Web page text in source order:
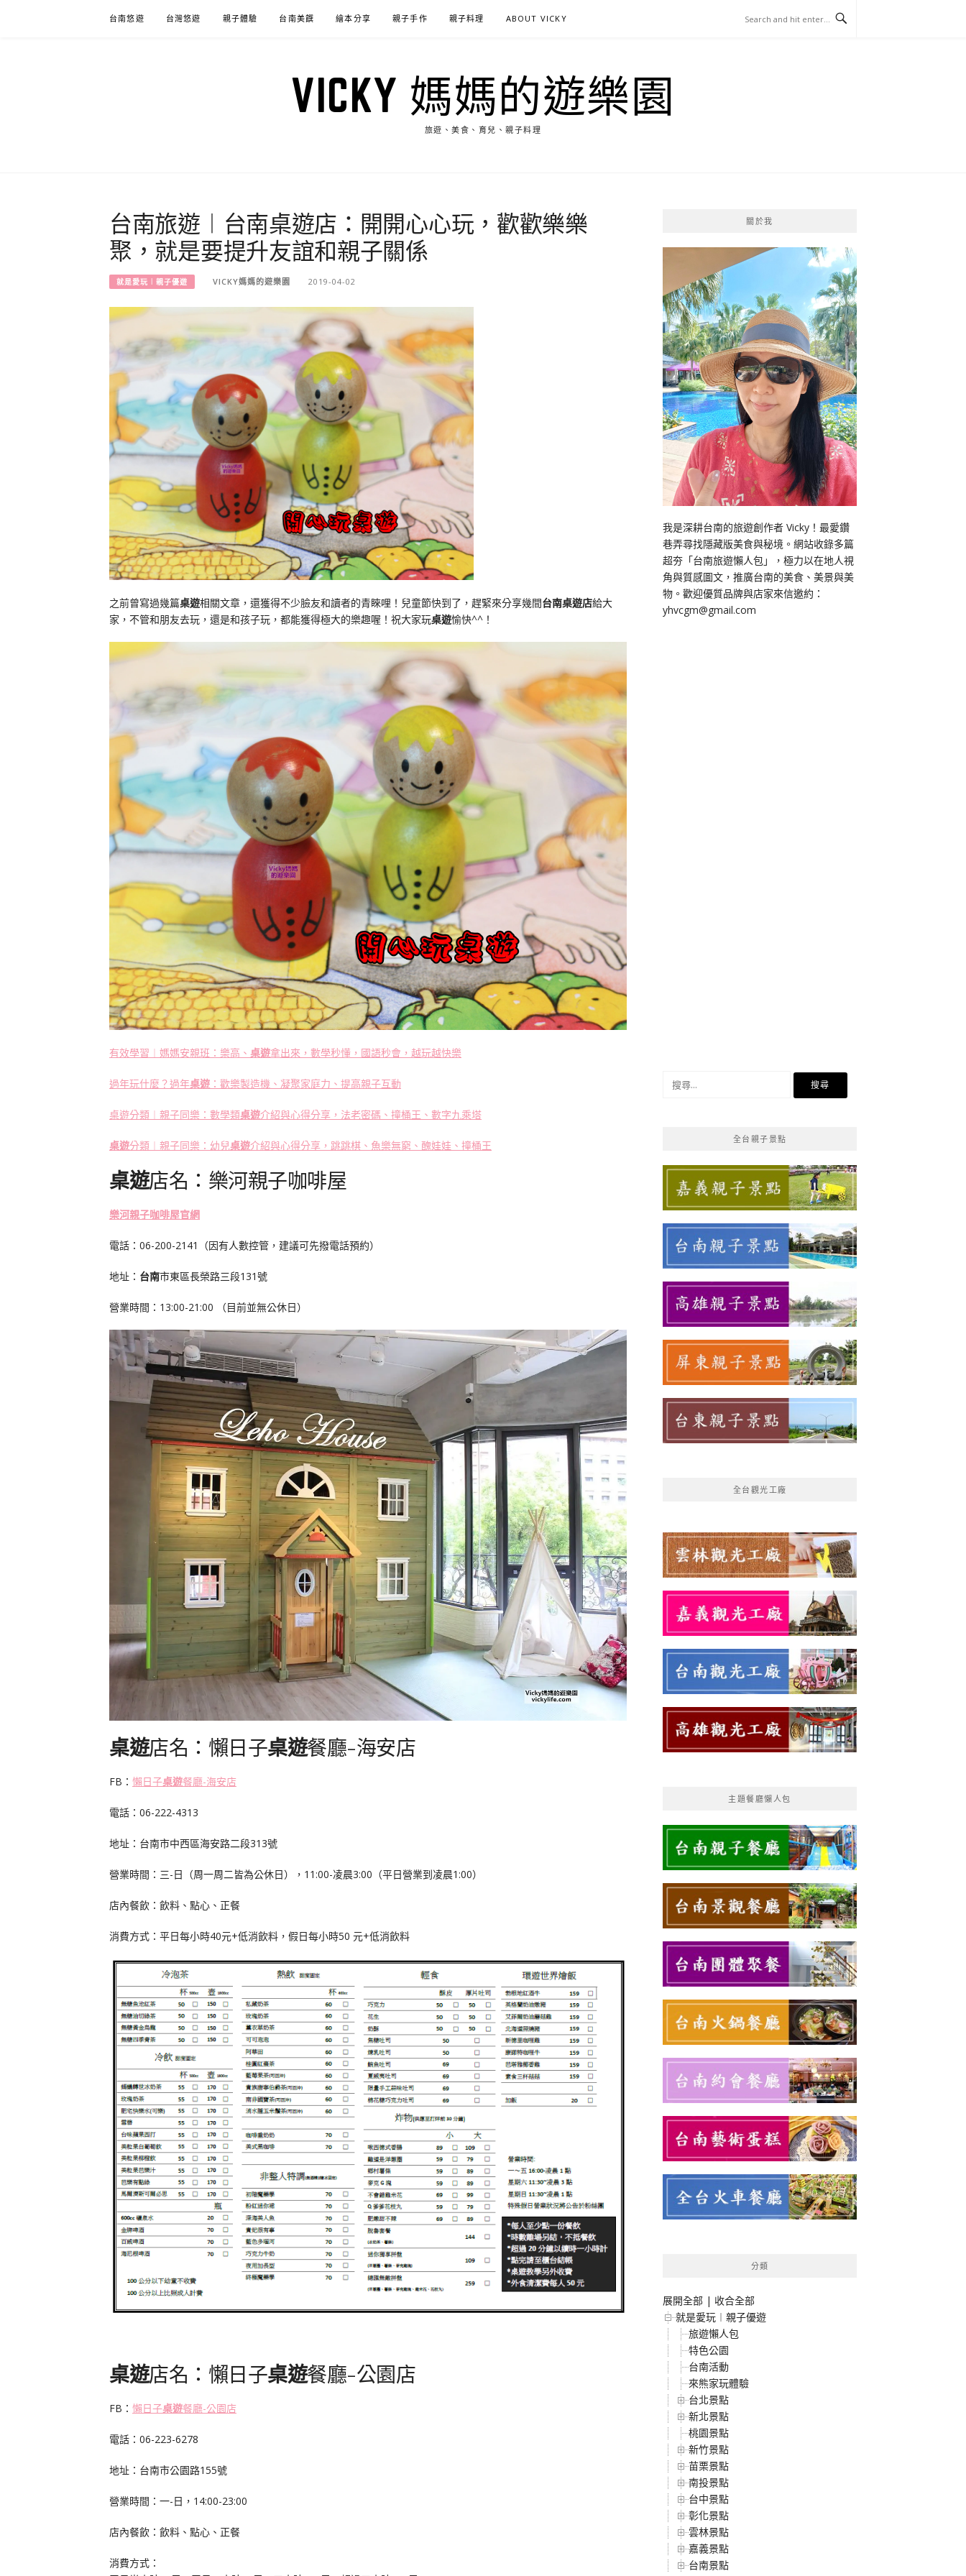
台南悠遊 台灣悠遊 親子體驗 台南美饌 繪本分享 親子手作 親子料理 ABOUT VICKY
VICKY 媽媽的遊樂園
旅遊、美食、育兒、親子料理
台南旅遊︱台南桌遊店：開開心心玩，歡歡樂樂
聚，就是要提升友誼和親子關係
就是愛玩︱親子優遊 VICKY媽媽的遊樂園 2019-04-02
之前曾寫過幾篇桌遊相關文章，還獲得不少臉友和讀者的青睞哩！兒童節快到了，趕緊來分享幾間台南桌遊店給大
家，不管和朋友去玩，還是和孩子玩，都能獲得極大的樂趣喔！祝大家玩桌遊愉快^^！
有效學習︱媽媽安親班：樂高、 桌遊拿出來，數學秒懂，國語秒會，越玩越快樂
過年玩什麼？過年桌遊 ：歡樂製造機、凝聚家庭力、提高親子互動
桌遊分類︱親子同樂：數學類桌遊介紹與心得分享，法老密碼、撞桶王、數字九乘塔
桌遊分類︱親子同樂：幼兒桌遊介紹與心得分享，跳跳棋、魚樂無窮、醜娃娃、撞桶王
桌遊店名：樂河親子咖啡屋
樂河親子咖啡屋官網
電話：06-200-2141（因有人數控管，建議可先撥電話預約）
地址： 台南市東區長榮路三段131號
營業時間：13:00-21:00 （目前並無公休日）
桌遊店名：懶日子桌遊餐廳-海安店
FB： 懶日子桌遊餐廳-海安店
電話：06-222-4313
地址：台南市中西區海安路二段313號
營業時間：三-日（周一周二皆為公休日），11:00-凌晨3:00（平日營業到凌晨1:00）
店內餐飲：飲料、點心、正餐
消費方式：平日每小時40元+低消飲料，假日每小時50 元+低消飲料
桌遊店名：懶日子桌遊餐廳-公園店
FB： 懶日子桌遊餐廳-公園店
電話：06-223-6278
地址：台南市公園路155號
營業時間：一-日，14:00-23:00
店內餐飲：飲料、點心、正餐
消費方式：
關於我
我是深耕台南的旅遊創作者 Vicky！最愛鑽
巷弄尋找隱藏版美食與秘境。網站收錄多篇
超夯「台南旅遊懶人包」，極力以在地人視
角與質感圖文，推廣台南的美食、美景與美
物。歡迎優質品牌與店家來信邀約：
yhvcgm@gmail.com
全台親子景點
全台觀光工廠
主題餐廳懶人包
分類
展開全部 | 收合全部
就是愛玩︱親子優遊
旅遊懶人包
特色公園
台南活動
來熊家玩體驗
台北景點
新北景點
桃園景點
新竹景點
苗栗景點
南投景點
台中景點
彰化景點
雲林景點
嘉義景點
台南景點